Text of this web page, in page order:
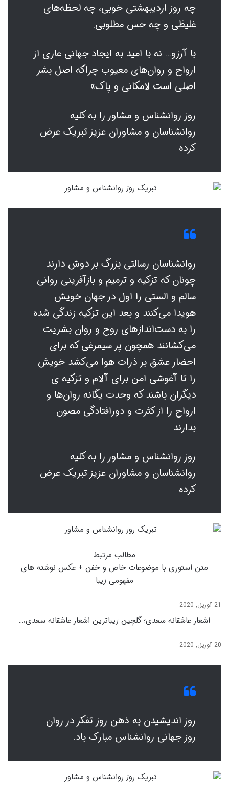
چه روز اردیبهشتی خوبی، چه لحظه‌های
غلیظی و چه حس مطلوبی.
با آرزو… نه با امید به ایجاد جهانی عاری از
ارواح و روان‌های معیوب چراکه اصل بشر
اصلی است لامکانی و پاک»
روز روانشناس و مشاور را به کلیه
روانشناسان و مشاوران عزیز تبریک عرض
کرده
روانشناسان رسالتی بزرگ بر دوش دارند
چونان که تزکیه و ترمیم و بازآفرینی روانی
سالم و الستی را اول در جهان خویش
هویدا می‌کنند و بعد این تزکیه زندگی شده
را به دست‌اندازهای روح و روان بشریت
می‌کشانند همچون پر سیمرغی که برای
احضار عشق بر ذرات هوا می‌کشد خویش
را تا آغوشی امن برای آلام و تزکیه ی
دیگران باشند که وحدت یگانه روان‌ها و
ارواح را از کثرت و دورافتادگی مصون
بدارند
روز روانشناس و مشاور را به کلیه
روانشناسان و مشاوران عزیز تبریک عرض
کرده
مطالب مرتبط
متن استوری با موضوعات خاص و خفن + عکس نوشته های
مفهومی زیبا
21 آوریل, 2020
اشعار عاشقانه سعدی؛ گلچین زیباترین اشعار عاشقانه سعدی،…
20 آوریل, 2020
روز اندیشیدن به ذهن روز تفکر در روان
روز جهانی روانشناس مبارک باد.